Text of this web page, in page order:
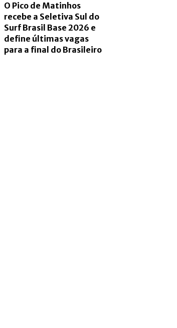
O Pico de Matinhos
recebe a Seletiva Sul do
Surf Brasil Base 2026 e
define últimas vagas
para a final do Brasileiro